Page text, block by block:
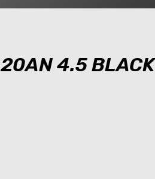
4.5 BLACK